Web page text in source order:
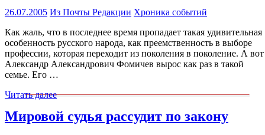
26.07.2005 Из Почты Редакции Хроника событий
Как жаль, что в последнее время пропадает такая удивительная
особенность русского народа, как преемственность в выборе
профессии, которая переходит из поколения в поколение. А вот
Александр Александрович Фомичев вырос как раз в такой
семье. Его …
Читать далее
Мировой судья рассудит по закону